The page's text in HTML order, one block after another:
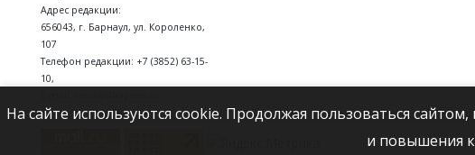
Адрес редакции:
656043, г. Барнаул, ул. Короленко,
107
Телефон редакции: +7 (3852) 63-15-
10,
На сайте используются cookie. Продолжая пользоваться
и повышения